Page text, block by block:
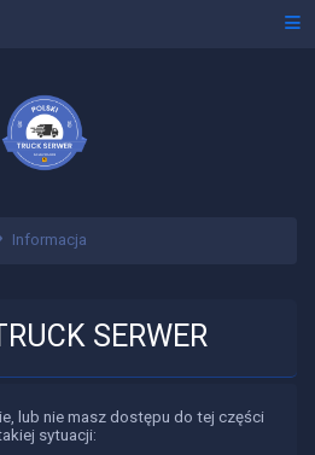
Informacja
SERWER
lub nie masz dostępu do tej części
sytuacji: